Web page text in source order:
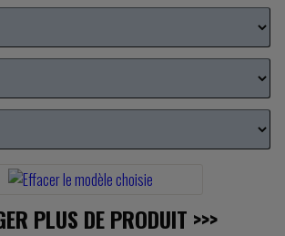
PLUS DE PRODUIT >>>